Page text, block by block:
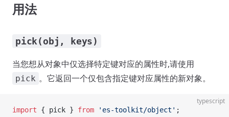
用法
pick(obj, keys)
当您想从对象中仅选择特定键对应的属性时,请使用
pick 。它返回一个仅包含指定键对应属性的新对象。
typescript
import { pick } from 'es-toolkit/object' ;